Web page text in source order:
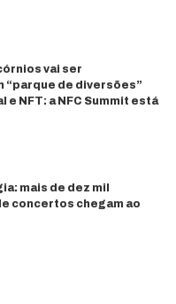
vai ser
“parque de diversões”
e NFT: a NFC Summit está
mais de dez mil
concertos chegam ao